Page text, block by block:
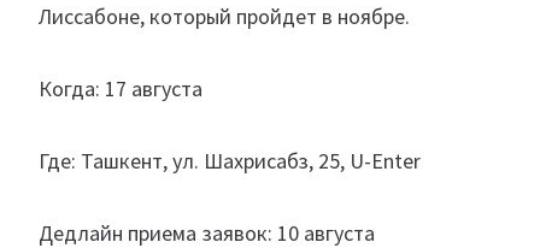
Лиссабоне, который пройдет в ноябре.
Когда: 17 августа
Где: Ташкент, ул. Шахрисабз, 25, U-Enter
Дедлайн приема заявок: 10 августа